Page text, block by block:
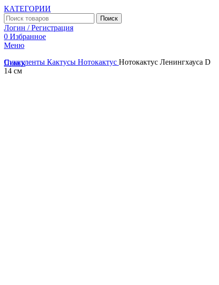
КАТЕГОРИИ
Поиск
Логин / Регистрация
0 Избранное
Меню
Поиск
Суккуленты Кактусы Нотокактус Нотокактус Ленингхауса D
14 см